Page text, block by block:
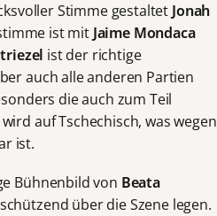
Stimme gestaltet Jonah
ist mit Jaime Mondaca
ist der richtige
auch alle anderen Partien
die auch zum Teil
auf Tschechisch, was wegen
ist.
Bühnenbild von Beata
über die Szene legen.